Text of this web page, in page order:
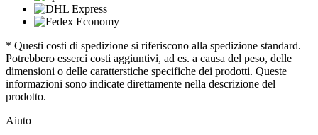
* Questi costi di spedizione si riferiscono alla spedizione standard.
Potrebbero esserci costi aggiuntivi, ad es. a causa del peso, delle
dimensioni o delle caratterstiche specifiche dei prodotti. Queste
informazioni sono indicate direttamente nella descrizione del
prodotto.
Aiuto